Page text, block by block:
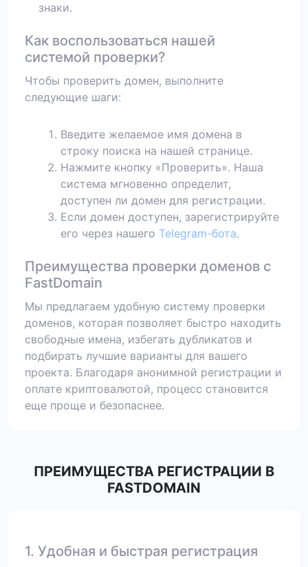
знаки.
Как воспользоваться нашей
системой проверки?
Чтобы проверить домен, выполните
следующие шаги:
Введите желаемое имя домена в
строку поиска на нашей странице.
Нажмите кнопку «Проверить». Наша
система мгновенно определит,
доступен ли домен для регистрации.
Если домен доступен, зарегистрируйте
его через нашего Telegram-бота.
Преимущества проверки доменов с
FastDomain
Мы предлагаем удобную систему проверки
доменов, которая позволяет быстро находить
свободные имена, избегать дубликатов и
подбирать лучшие варианты для вашего
проекта. Благодаря анонимной регистрации и
оплате криптовалютой, процесс становится
еще проще и безопаснее.
ПРЕИМУЩЕСТВА РЕГИСТРАЦИИ В
FASTDOMAIN
1. Удобная и быстрая регистрация